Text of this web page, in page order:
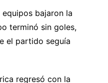
bajaron la
terminó sin goles,
el partido seguía
regresó con la